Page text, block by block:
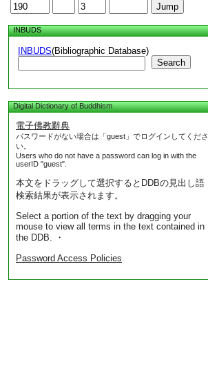
INBUDS
INBUDS(Bibliographic Database)
Search
Digital Dictionary of Buddhism
電子佛教辭典
パスワードがない場合は「guest」でログインしてくださ
い。
Users who do not have a password can log in with the
userID "guest".
本文をドラッグして選択するとDDBの見出し語
検索結果が表示されます。
Select a portion of the text by dragging your
mouse to view all terms in the text contained in
the DDB. ・
Password Access Policies